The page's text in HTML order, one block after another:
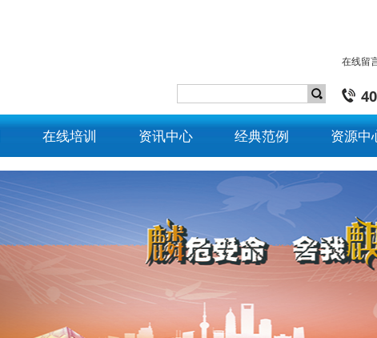
在线留
在线培训 资讯中心 经典范例 资源中